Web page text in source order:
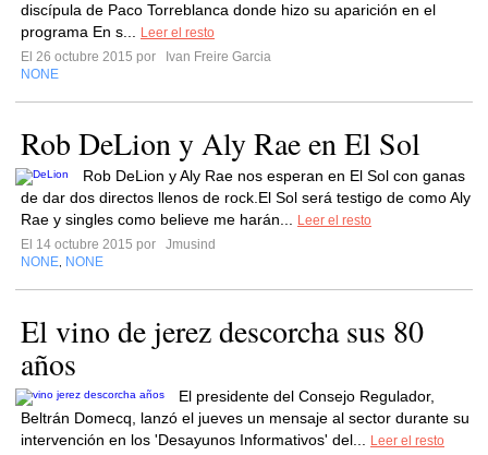
discípula de Paco Torreblanca donde hizo su aparición en el
programa En s...
Leer el resto
El 26 octubre 2015 por
Ivan Freire Garcia
NONE
Rob DeLion y Aly Rae en El Sol
Rob DeLion y Aly Rae nos esperan en El Sol con ganas
de dar dos directos llenos de rock.El Sol será testigo de como Aly
Rae y singles como believe me harán...
Leer el resto
El 14 octubre 2015 por
Jmusind
NONE NONE
El vino de jerez descorcha sus 80
años
El presidente del Consejo Regulador,
Beltrán Domecq, lanzó el jueves un mensaje al sector durante su
intervención en los 'Desayunos Informativos' del...
Leer el resto